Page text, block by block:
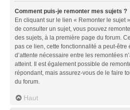
Comment puis-je remonter mes sujets ?
En cliquant sur le lien « Remonter le sujet
de consulter un sujet, vous pouvez
des sujets, à la première page du forum.
pas ce lien, cette fonctionnalité a peut-être
d’attente nécessaire entre les remontées
atteint. Il est également possible de
répondant, mais assurez-vous de le faire
du forum.
Haut